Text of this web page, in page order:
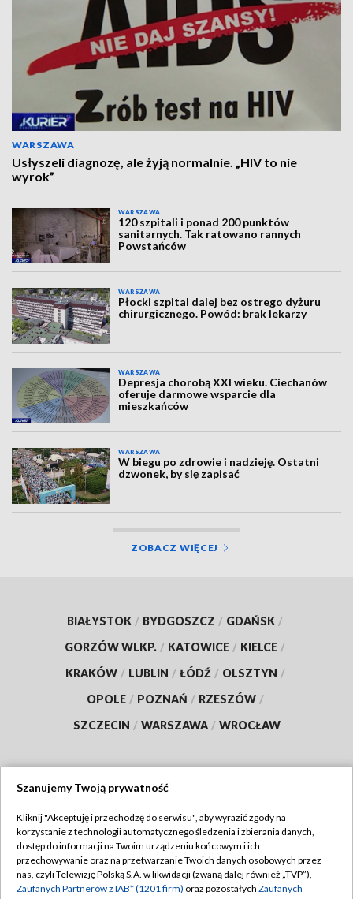
WARSZAWA
Usłyszeli diagnozę, ale żyją normalnie. „HIV to nie
wyrok”
WARSZAWA
120 szpitali i ponad 200 punktów
sanitarnych. Tak ratowano rannych
Powstańców
WARSZAWA
Płocki szpital dalej bez ostrego dyżuru
chirurgicznego. Powód: brak lekarzy
WARSZAWA
Depresja chorobą XXI wieku. Ciechanów
oferuje darmowe wsparcie dla
mieszkańców
WARSZAWA
W biegu po zdrowie i nadzieję. Ostatni
dzwonek, by się zapisać
ZOBACZ WIĘCEJ
BIAŁYSTOK / BYDGOSZCZ / GDAŃSK /
GORZÓW WLKP. / KATOWICE / KIELCE /
KRAKÓW / LUBLIN / ŁÓDŹ / OLSZTYN /
OPOLE / POZNAŃ / RZESZÓW /
SZCZECIN / WARSZAWA / WROCŁAW
TVP
Abonament TVP
Emisja w TVP
Regulamin TVP
Polityka prywatności
Szanujemy Twoją prywatność
Kliknij "Akceptuję i przechodzę do serwisu", aby wyrazić zgody na
korzystanie z technologii automatycznego śledzenia i zbierania danych,
dostęp do informacji na Twoim urządzeniu końcowym i ich
przechowywanie oraz na przetwarzanie Twoich danych osobowych przez
nas, czyli Telewizję Polską S.A. w likwidacji (zwaną dalej również „TVP”),
Zaufanych Partnerów z IAB* (1201 firm) oraz pozostałych Zaufanych